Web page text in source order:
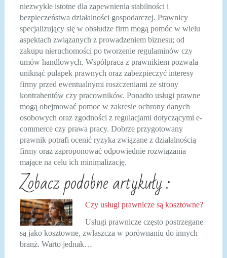
niezwykle istotne dla zapewnienia stabilności i
bezpieczeństwa działalności gospodarczej. Prawnicy
specjalizujący się w obsłudze firm mogą pomóc w wielu
aspektach związanych z prowadzeniem biznesu; od
zakupu nieruchomości po tworzenie regulaminów czy
umów handlowych. Współpraca z prawnikiem pozwala
uniknąć pułapek prawnych oraz zabezpieczyć interesy
firmy przed ewentualnymi roszczeniami ze strony
kontrahentów czy pracowników. Ponadto usługi prawne
mogą obejmować pomoc w zakresie ochrony danych
osobowych oraz zgodności z regulacjami dotyczącymi e-
commerce czy prawa pracy. Dobrze przygotowany
prawnik potrafi ocenić ryzyka związane z działalnością
firmy oraz zaproponować odpowiednie rozwiązania
mające na celu ich minimalizację.
Zobacz podobne artykuły :
Czy usługi prawnicze są kosztowne?
Usługi prawnicze często postrzegane
są jako kosztowne, zwłaszcza w porównaniu do innych
branż. Warto jednak…